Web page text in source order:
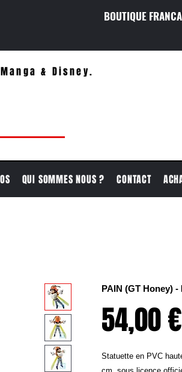
BOUTIQUE
& Disney.
QUI SOMMES NOUS ? CONTACT
PAIN (GT Honey) -
54,00 €
Statuette en PVC